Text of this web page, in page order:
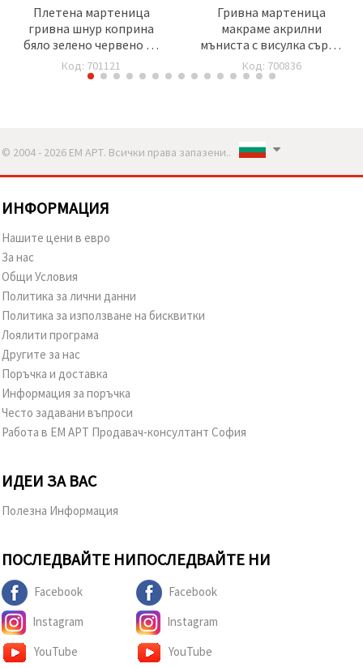
Плетена мартеница
гривна шнур коприна
бяло зелено червено 16
см -10 броя
Код: 701121
Гривна мартеница
макраме акрилни
мъниста с висулка сърце
-12 броя
Код: 700836
© 2004 - 2026 ЕМ АРТ. Всички права запазени..
ИНФОРМАЦИЯ
Нашите цени в евро
За нас
Общи Условия
Политика за лични данни
Политика за използване на бисквитки
Лоялити програма
Другите за нас
Поръчка и доставка
Информация за поръчка
Често задавани въпроси
Работа в ЕМ АРТ Продавач-консултант София
ИДЕИ ЗА ВАС
Полезна Информация
ПОСЛЕДВАЙТЕ НИ
Facebook
Instagram
YouTube
ПОСЛЕДВАЙТЕ НИ
Facebook
Instagram
YouTube